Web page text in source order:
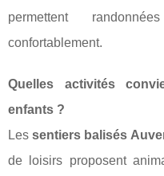
permettent
confortablement.
Quelles activités
enfants ?
Lessentiers balisés
de loisirs proposent